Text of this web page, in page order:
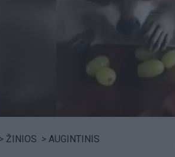
> ŽINIOS > AUGINTINIS